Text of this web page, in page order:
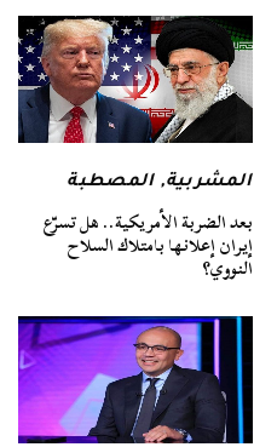
المشربية,المصطبة
بعد الضربة الأمريكية.. هل تسرّع
إيران إعلانها بامتلاك السلاح
النووي؟